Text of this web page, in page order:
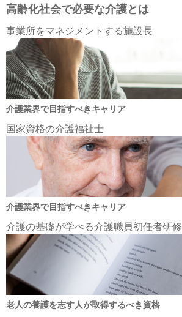
高齢化社会で必要な介護とは
事業所をマネジメントする施設長
介護業界で目指すべきキャリア
国家資格の介護福祉士
介護業界で目指すべきキャリア
介護の基礎が学べる介護職員初任者研修
老人の養護を志す人が取得するべき資格